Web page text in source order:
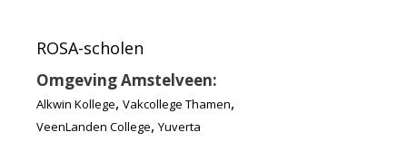
ROSA-scholen
Omgeving Amstelveen:
Alkwin Kollege, Vakcollege Thamen,
VeenLanden College, Yuverta